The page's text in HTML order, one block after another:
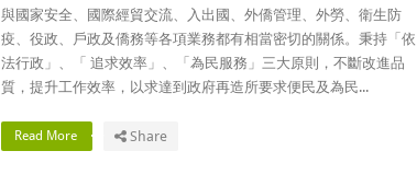
與國家安全、國際經貿交流、入出國、外僑管理、外勞、衛生防
疫、役政、戶政及僑務等各項業務都有相當密切的關係。秉持「依
法行政」、「 追求效率」、「為民服務」三大原則，不斷改進品
質，提升工作效率，以求達到政府再造所要求便民及為民...
Read More Share